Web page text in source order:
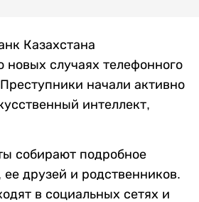
Казахстана
новых случаях телефонного
начали активно
интеллект,
собирают подробное
друзей и родственников.
в социальных сетях и